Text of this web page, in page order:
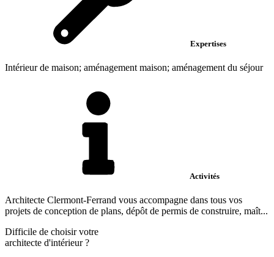
Expertises
Intérieur de maison; aménagement maison; aménagement du séjour
Activités
Architecte Clermont-Ferrand vous accompagne dans tous vos
projets de conception de plans, dépôt de permis de construire, maît...
Difficile de choisir votre
architecte d'intérieur?